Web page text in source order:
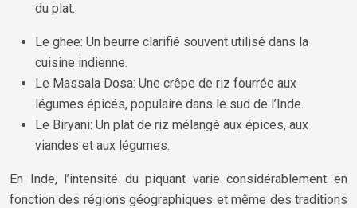
du plat.
Le ghee: Un beurre clarifié souvent utilisé dans la
cuisine indienne.
Le Massala Dosa: Une crêpe de riz fourrée aux
légumes épicés, populaire dans le sud de l’Inde.
Le Biryani: Un plat de riz mélangé aux épices, aux
viandes et aux légumes.
En Inde, l’intensité du piquant varie considérablement en
fonction des régions géographiques et même des traditions